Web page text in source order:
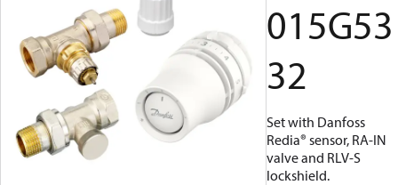
015G53
32
Set with Danfoss
Redia® sensor, RA-IN
valve and RLV-S
lockshield.